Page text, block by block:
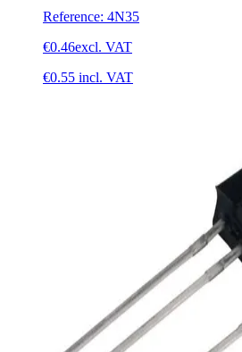
Reference: 4N35
€0.46excl. VAT
€0.55 incl. VAT